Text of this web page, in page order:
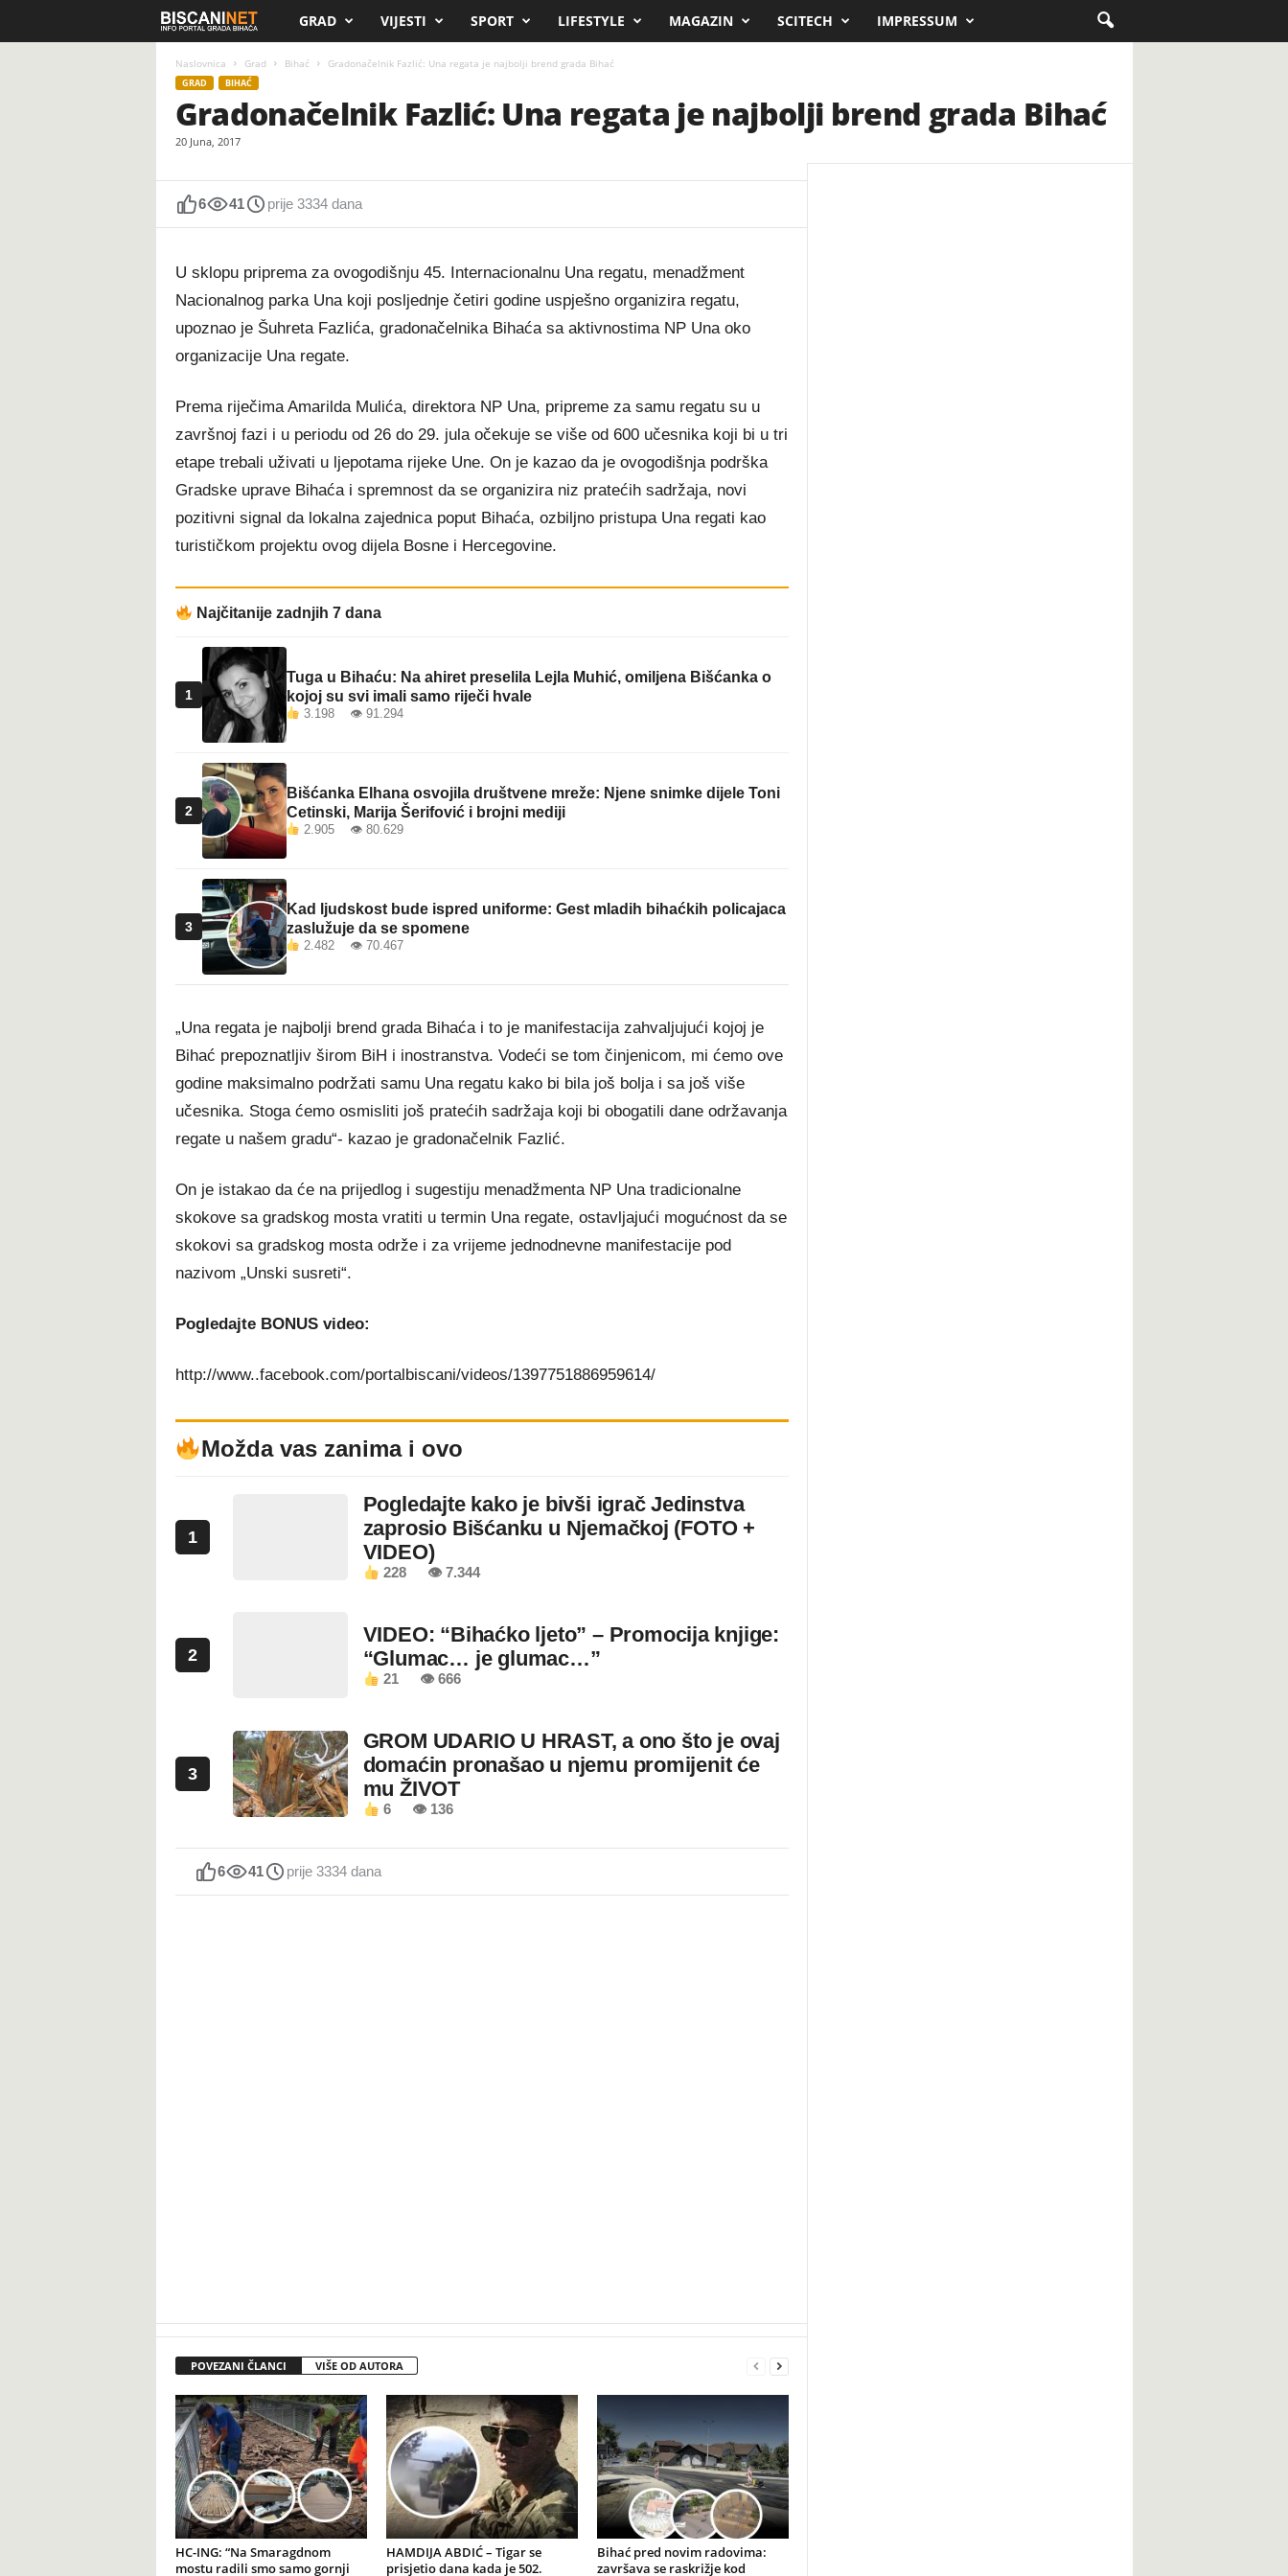
i
n
i
n
t
GRAD VIJESTI SPORT LIFESTYLE MAGAZIN SCITECH IMPRESSUM
Naslovnica Grad Bihać Gradonačelnik Fazlić: Una regata je najbolji brend grada Bihać
GRAD BIHAĆ
Gradonačelnik Fazlić: Una regata je najbolji brend grada Bihać
20 Juna, 2017
6 41 prije 3334 dana
U sklopu priprema za ovogodišnju 45. Internacionalnu Una regatu, menadžment
Nacionalnog parka Una koji posljednje četiri godine uspješno organizira regatu,
upoznao je Šuhreta Fazlića, gradonačelnika Bihaća sa aktivnostima NP Una oko
organizacije Una regate.
Prema riječima Amarilda Mulića, direktora NP Una, pripreme za samu regatu su u
završnoj fazi i u periodu od 26 do 29. jula očekuje se više od 600 učesnika koji bi u tri
etape trebali uživati u ljepotama rijeke Une. On je kazao da je ovogodišnja podrška
Gradske uprave Bihaća i spremnost da se organizira niz pratećih sadržaja, novi
pozitivni signal da lokalna zajednica poput Bihaća, ozbiljno pristupa Una regati kao
turističkom projektu ovog dijela Bosne i Hercegovine.
Najčitanije zadnjih 7 dana
1
Tuga u Bihaću: Na ahiret preselila Lejla Muhić, omiljena Bišćanka o
kojoj su svi imali samo riječi hvale
3.198 👁 91.294
2
Bišćanka Elhana osvojila društvene mreže: Njene snimke dijele Toni
Cetinski, Marija Šerifović i brojni mediji
2.905 👁 80.629
3
Kad ljudskost bude ispred uniforme: Gest mladih bihaćkih policajaca
zaslužuje da se spomene
2.482 👁 70.467
„Una regata je najbolji brend grada Bihaća i to je manifestacija zahvaljujući kojoj je
Bihać prepoznatljiv širom BiH i inostranstva. Vodeći se tom činjenicom, mi ćemo ove
godine maksimalno podržati samu Una regatu kako bi bila još bolja i sa još više
učesnika. Stoga ćemo osmisliti još pratećih sadržaja koji bi obogatili dane održavanja
regate u našem gradu“- kazao je gradonačelnik Fazlić.
On je istakao da će na prijedlog i sugestiju menadžmenta NP Una tradicionalne
skokove sa gradskog mosta vratiti u termin Una regate, ostavljajući mogućnost da se
skokovi sa gradskog mosta održe i za vrijeme jednodnevne manifestacije pod
nazivom „Unski susreti“.
Pogledajte BONUS video:
http://www..facebook.com/portalbiscani/videos/1397751886959614/
Možda vas zanima i ovo
1
Pogledajte kako je bivši igrač Jedinstva
zaprosio Bišćanku u Njemačkoj (FOTO +
VIDEO)
228 👁 7.344
2
VIDEO: “Bihaćko ljeto” – Promocija knjige:
“Glumac… je glumac…”
21 👁 666
3
GROM UDARIO U HRAST, a ono što je ovaj
domaćin pronašao u njemu promijenit će
mu ŽIVOT
6 👁 136
6 41 prije 3334 dana
POVEZANI ČLANCI VIŠE OD AUTORA
HC-ING: “Na Smaragdnom
mostu radili smo samo gornji
HAMDIJA ABDIĆ – Tigar se
prisjetio dana kada je 502.
Bihać pred novim radovima:
završava se raskrižje kod